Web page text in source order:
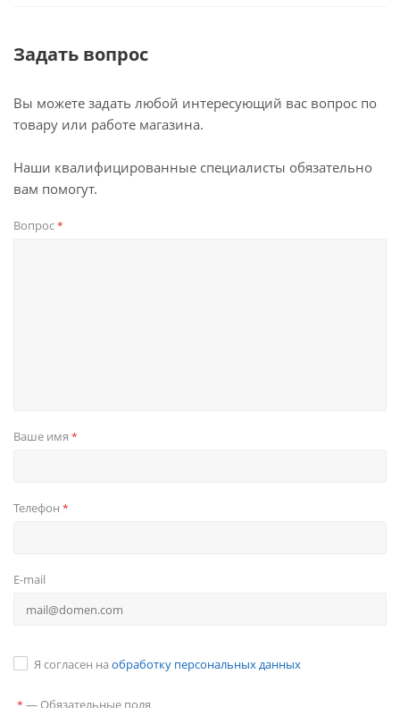
Задать вопрос
Вы можете задать любой интересующий вас вопрос по
товару или работе магазина.
Наши квалифицированные специалисты обязательно
вам помогут.
Вопрос*
Ваше имя *
Телефон *
E-mail
Я согласен на обработку персональных данных
* — Обязательные поля